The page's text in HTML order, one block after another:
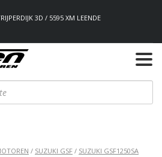
3D / 5595 XM LEENDE
/ SUZUKI GSF / SUZUKI GSF1250SA